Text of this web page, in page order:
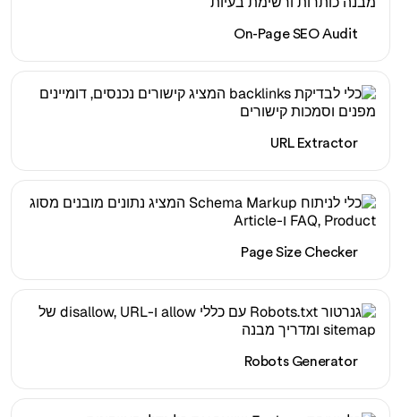
On-Page SEO Audit
URL Extractor
Page Size Checker
Robots Generator